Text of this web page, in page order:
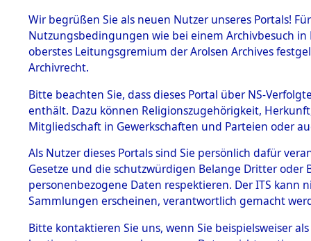
BESTÄNDE
1.
mente
5. Verschiedenes
5.3
Todesmärsche
5.3.1 Alliierte
Erhebungen
Dead -
Wir begrüßen Sie als neuen Nutzer unseres Portals!
Nutzungsbedingungen wie bei einem Archivbesuch
oberstes Leitungsgremium der Arolsen Archives
Archivrecht.
Bitte beachten Sie, dass dieses Portal über NS-
enthält. Dazu können Religionszugehörigkeit,
Mitgliedschaft in Gewerkschaften und Parteien oder
Als Nutzer dieses Portals sind Sie persönlich dafür
Gesetze und die schutzwürdigen Belange Dritter
personenbezogene Daten respektieren. Der ITS
Sammlungen erscheinen, verantwortlich gemacht
Bitte kontaktieren Sie uns, wenn Sie beispielsweiser